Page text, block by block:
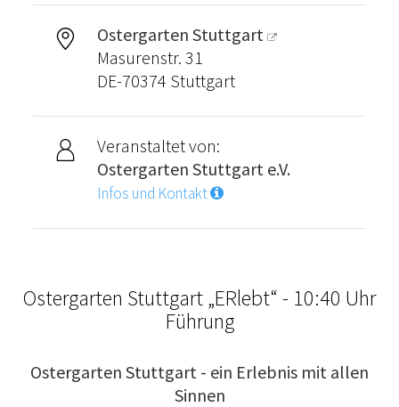
Ostergarten Stuttgart
Masurenstr. 31
DE-70374 Stuttgart
Veranstaltet von:
Ostergarten Stuttgart e.V.
Infos und Kontakt
Ostergarten Stuttgart „ERlebt“ - 10:40 Uhr
Führung
Ostergarten Stuttgart - ein Erlebnis mit allen
Sinnen